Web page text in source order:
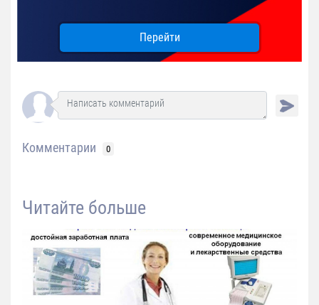
Перейти
Комментарии 0
Читайте больше